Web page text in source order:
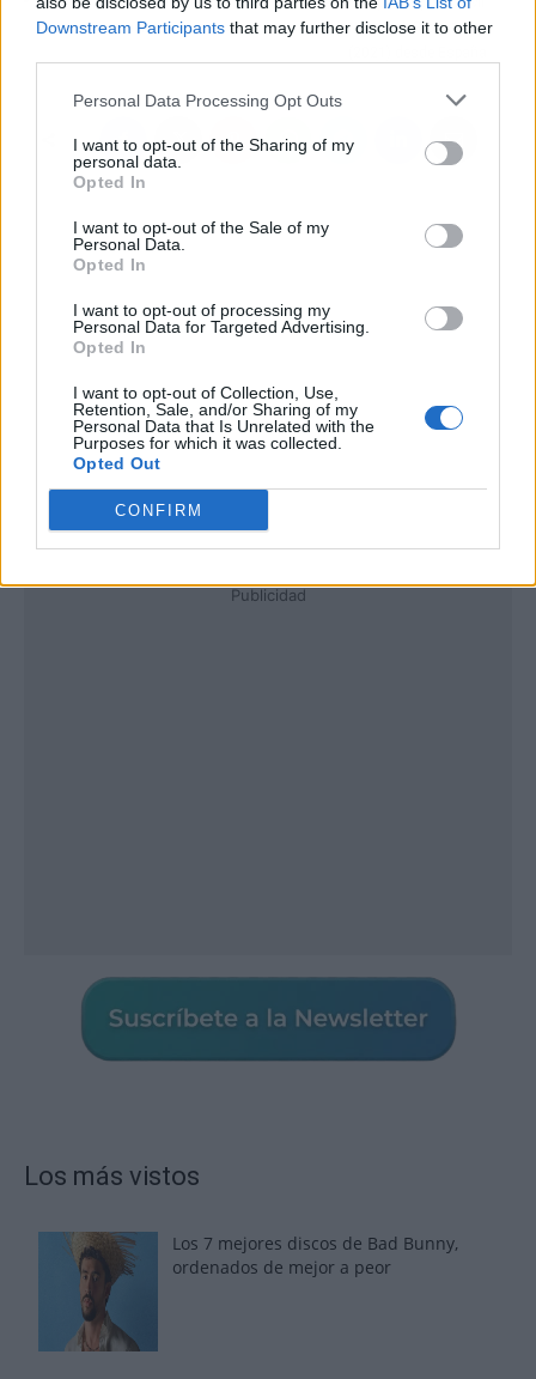
Downstream Participants that may further disclose it to other
Personal Data Processing Opt Outs
I want to opt-out of the Sharing of my
personal data.
Opted In
I want to opt-out of the Sale of my
Personal Data.
Opted In
I want to opt-out of processing my
Personal Data for Targeted Advertising.
Opted In
I want to opt-out of Collection, Use,
Retention, Sale, and/or Sharing of my
Personal Data that Is Unrelated with the
Purposes for which it was collected.
Opted Out
CONFIRM
revolucionan el mercado
Notebook Pro X 14
Publicidad
Los más vistos
Los 7 mejores discos de Bad Bunny,
ordenados de mejor a peor